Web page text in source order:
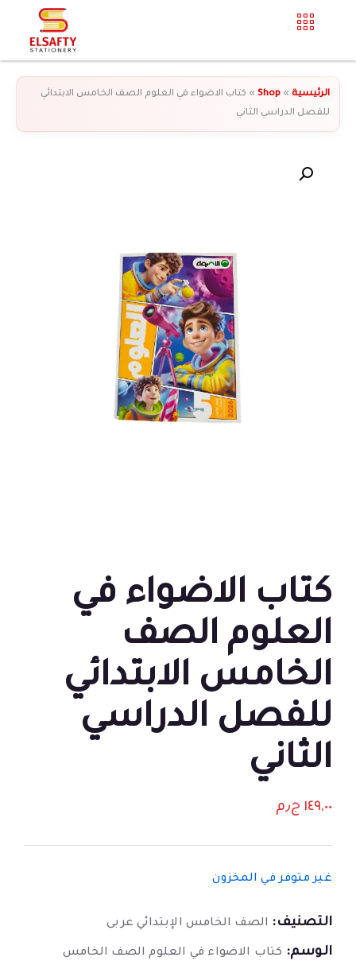
الرئيسية »
Shop
» كتاب الاضواء في العلوم الصف الخامس الابتدائي
للفصل الدراسي الثاني
كتاب الاضواء في
العلوم الصف
الخامس الابتدائي
للفصل الدراسي
الثاني
١٤٩,٠٠ ج٫م
غير متوفر في المخزون
التصنيف: الصف الخامس الإبتدائي عربى
الوسم: كتاب الاضواء في العلوم الصف الخامس